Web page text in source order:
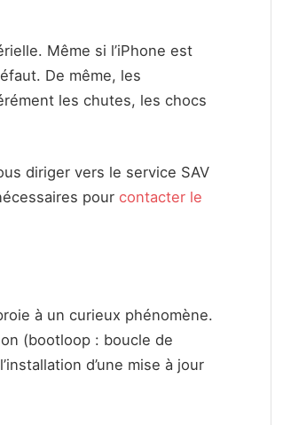
Même si l’iPhone est
De même, les
les chutes, les chocs
diriger vers le service SAV
pour contacter le
à un curieux phénomène.
(bootloop : boucle de
d’une mise à jour